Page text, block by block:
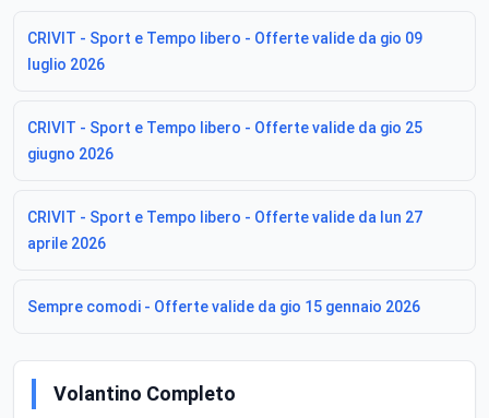
CRIVIT - Sport e Tempo libero - Offerte valide da gio 09
luglio 2026
CRIVIT - Sport e Tempo libero - Offerte valide da gio 25
giugno 2026
CRIVIT - Sport e Tempo libero - Offerte valide da lun 27
aprile 2026
Sempre comodi - Offerte valide da gio 15 gennaio 2026
Volantino Completo